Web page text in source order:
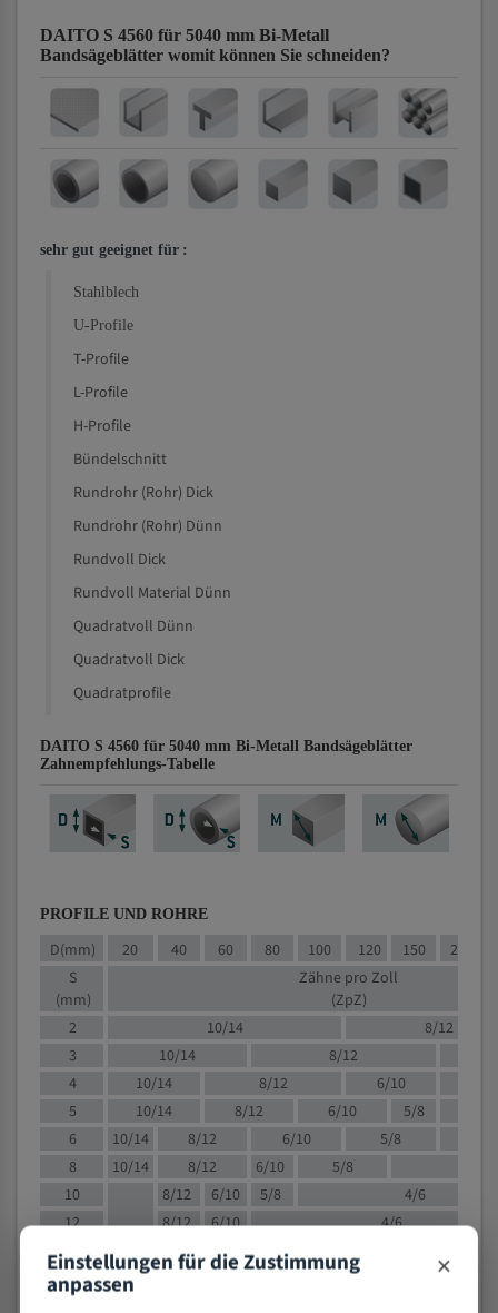
DAITO S 4560 für 5040 mm Bi-Metall
Bandsägeblätter womit können Sie schneiden?
sehr gut geeignet für :
Stahlblech
U-Profile
T-Profile
L-Profile
H-Profile
Bündelschnitt
Rundrohr (Rohr) Dick
Rundrohr (Rohr) Dünn
Rundvoll Dick
Rundvoll Material Dünn
Quadratvoll Dünn
Quadratvoll Dick
Quadratprofile
DAITO S 4560 für 5040 mm Bi-Metall Bandsägeblätter
Zahnempfehlungs-Tabelle
PROFILE UND ROHRE
D(mm) 20 40 60 80 100 120 150 200
S
(mm)
Zähne pro Zoll
(ZpZ)
2
10/14
8/12
3
10/14 8/12
4
10/14 8/12 6/10
5
10/14 8/12 6/10
5/8
6
10/14 8/12 6/10
5/8
8
10/14 8/12 6/10 5/8
10
8/12 6/10 5/8
4/6
12
8/12 6/10
4/6
8/12 6/10
20
Einstellungen für die Zustimmung
anpassen ×